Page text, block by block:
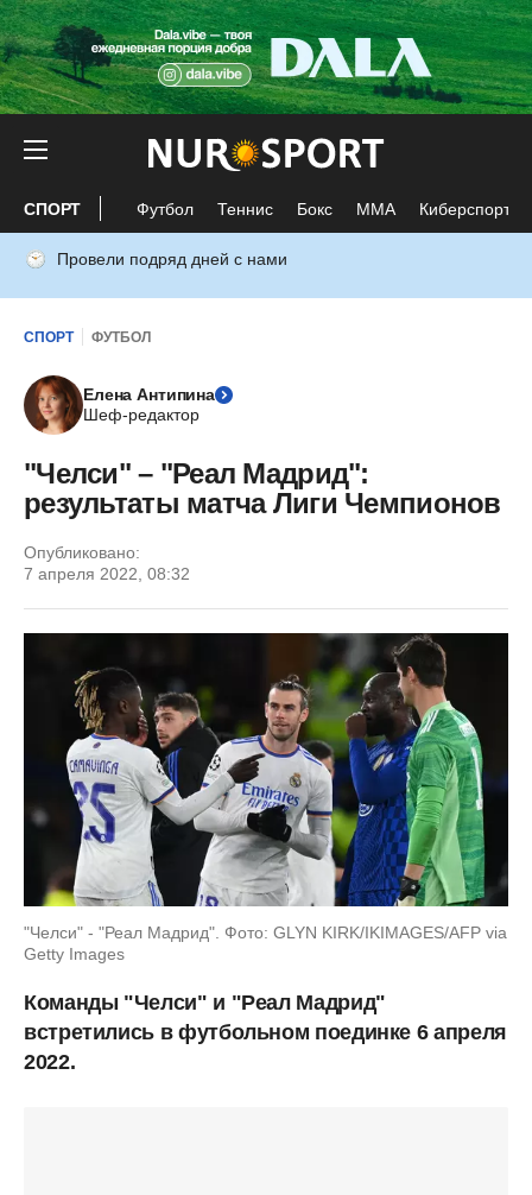
СПОРТ Футбол Теннис Бокс ММА Киберспорт
Провели подряд дней с нами
СПОРТ ФУТБОЛ
Елена Антипина
Шеф-редактор
"Челси" – "Реал Мадрид":
результаты матча Лиги Чемпионов
Опубликовано:
7 апреля 2022, 08:32
"Челси" - "Реал Мадрид". Фото: GLYN KIRK/IKIMAGES/AFP via
Getty Images
Команды "Челси" и "Реал Мадрид"
встретились в футбольном поединке 6 апреля
2022.